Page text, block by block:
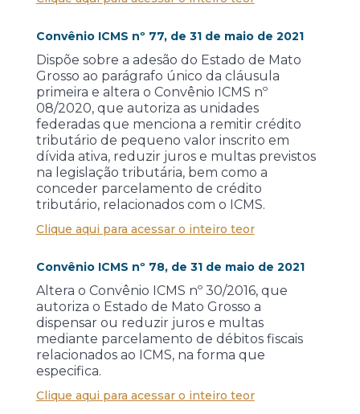
Convênio ICMS nº 77, de 31 de maio de 2021
Dispõe sobre a adesão do Estado de Mato
Grosso ao parágrafo único da cláusula
primeira e altera o Convênio ICMS nº
08/2020, que autoriza as unidades
federadas que menciona a remitir crédito
tributário de pequeno valor inscrito em
dívida ativa, reduzir juros e multas previstos
na legislação tributária, bem como a
conceder parcelamento de crédito
tributário, relacionados com o ICMS.
Clique aqui para acessar o inteiro teor
Convênio ICMS nº 78, de 31 de maio de 2021
Altera o Convênio ICMS nº 30/2016, que
autoriza o Estado de Mato Grosso a
dispensar ou reduzir juros e multas
mediante parcelamento de débitos fiscais
relacionados ao ICMS, na forma que
especifica.
Clique aqui para acessar o inteiro teor